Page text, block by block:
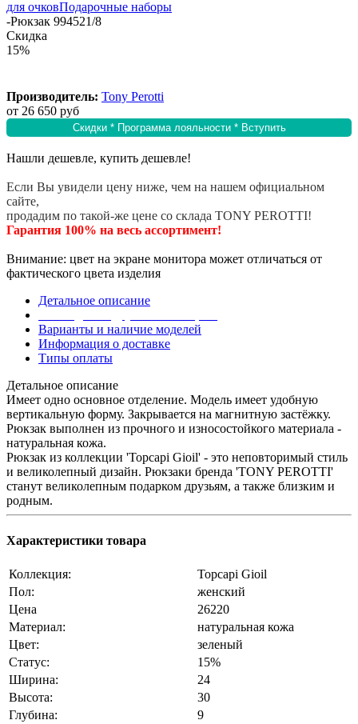
для очковПодарочные наборы
-Рюкзак 994521/8
Скидка
15%
Производитель: Tony Perotti
от 26 650 руб
Скидки * Программа лояльности * Вступить
Нашли дешевле, купить дешевле!
Если Вы увидели цену ниже, чем на нашем официальном
сайте,
продадим по такой-же цене со склада TONY PEROTTI!
Гарантия 100% на весь ассортимент!
Внимание: цвет на экране монитора может отличаться от
фактического цвета изделия
Детальное описание
Варианты и наличие моделей
Информация о доставке
Типы оплаты
Детальное описание
Имеет одно основное отделение. Модель имеет удобную
вертикальную форму. Закрывается на магнитную застёжку.
Рюкзак выполнен из прочного и износостойкого материала -
натуральная кожа.
Рюкзак из коллекции 'Topcapi Gioil' - это неповторимый стиль
и великолепный дизайн. Рюкзаки бренда 'TONY PEROTTI'
станут великолепным подарком друзьям, а также близким и
родным.
Характеристики товара
Коллекция:
Topcapi Gioil
Пол:
женский
Цена
26220
Материал:
натуральная кожа
Цвет:
зеленый
Статус:
15%
Ширина:
24
Высота:
30
Глубина:
9